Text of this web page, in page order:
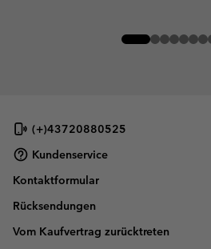
(+)43720880525
Kundenservice
Kontaktformular
Rücksendungen
Vom Kaufvertrag zurücktreten